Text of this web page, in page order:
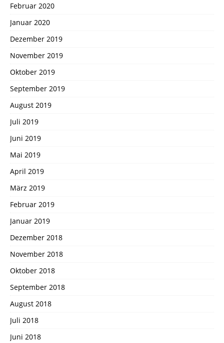
Februar 2020
Januar 2020
Dezember 2019
November 2019
Oktober 2019
September 2019
August 2019
Juli 2019
Juni 2019
Mai 2019
April 2019
März 2019
Februar 2019
Januar 2019
Dezember 2018
November 2018
Oktober 2018
September 2018
August 2018
Juli 2018
Juni 2018